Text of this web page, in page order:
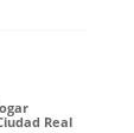
Real